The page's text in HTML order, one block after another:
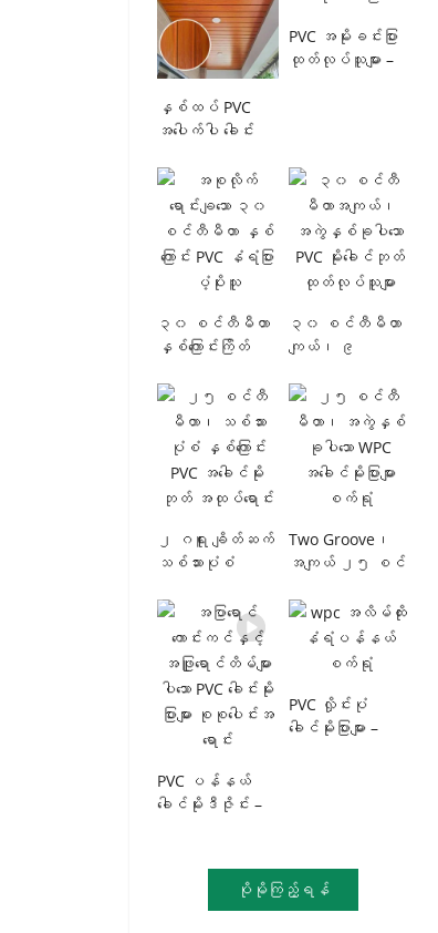
မီလီမီတာ၊ B2B
ဆောက်လုပ်ရေး
ပစ္စည်းများ
အတွက်
ထည်ဖြင့်၊ ရေချိုး
ခန်းနှင့်
ထုတ်လုပ်
ထားသည်။
နှစ်ထပ် PVC
အပေါက်ပါ ခေါင်း
များ ထုတ်လုပ်သူမှ
တိုက်ရိုက်
ရောင်းချ၊ အကောင်း
ဆုံးစျေးနှုန်းများ၊
နေထိုင်ခန်းများ၊
ဘယ်လ်ကနီများ
နှင့် ဆိုင်အတွင်း
ပိုင်းများအတွက်
PVC အမိုးခင်းပြား
ထုတ်လုပ်သူများ –
အမိုးခင်းပြား၊
ရေစိုခံ၊
အလေးချိန်သက်သာ
သော ပြားများ
၃၀ စင်တီမီတာ
နှစ်ကြောင်းကြိတ်
ချိတ်ဆွဲခေါင်းမိုးပြား
များ၊ တရုတ်
နိုင်ငံမှ
ထုတ်လုပ်သူမှ
တိုက်ရိုက် ပေးသွင်း
၃၀ စင်တီမီတာ
ကျယ်၊ ၉
အတွင်းတွင်
အကွက်နှစ်ခုပါ
သော PVC မိုးခေါင်
ပြား၊ သစ်သားပုံ
နှင့် မာဘယ်ပုံ
အပြီးအစီးဖြင့်၊
တင်သွင်းသူများ
နှင့် အစုလိုက်
အတွက် OEM
ထုတ်လုပ်သူ
၂ ဂရူး ချိတ်ဆက်
သစ်သားပုံစံ
မိုးခေါင်ဘုတ်များ၊
25 စင်တီမီတာ×8
မီလီမီတာ၊
အတွင်းခန်း
မိုးခေါင်ပန်နယ်
များ၊ အစုလိုက်
အမှာများအတွက်
ထုတ်လုပ်သူ
Two Groove၊
အကျယ် ၂၅ စင်
မီလီမီတာ PVC
အမိုးဘုတ်၊
သစ်သားပုံစံ၊
ရေစိုခံ၊ အတွင်း
အလှဆင်ဘုတ်၊
စုစုပေါင်းအရောင်း
PVC ပန်နယ်
ခေါင်မိုးဒီဇိုင်း –
အဖြူတိမ်ပုံစံ
ဖြင့် အလှဆန်းသော
PVC လှိုင်းပုံ
ခေါင်မိုးပြားများ –
အဆောက်အအုံများ
နှင့် အတွင်းပိုင်း
ဒီဇိုင်းအတွက်
ပိုမိုကြည့်ရန်